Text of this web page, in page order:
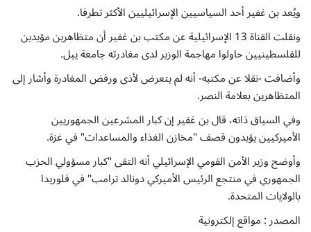
ويُعد بن غفير أحد السياسيين الإسرائيليين الأكثر تطرفا.
ونقلت القناة 13 الإسرائيلية عن مكتب بن غفير أن متظاهرين مؤيدين
للفلسطينيين حاولوا مهاجمة الوزير لدى مغادرته جامعة ييل.
وأضافت -نقلا عن مكتبه- أنه لم يتعرض لأذى ورفض المغادرة وأشار إلى
المتظاهرين بعلامة النصر.
وفي السياق ذاته، قال بن غفير إن كبار المشرعين الجمهوريين
الأميركيين يؤيدون قصف "مخازن الغذاء والمساعدات" في غزة.
وأوضح وزير الأمن القومي الإسرائيلي أنه التقى "كبار مسؤولي الحزب
الجمهوري في منتجع الرئيس الأميركي دونالد ترامب" في فلوريدا
بالولايات المتحدة.
المصدر : مواقع إلكترونية